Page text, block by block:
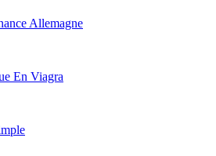
Allemagne
En Viagra